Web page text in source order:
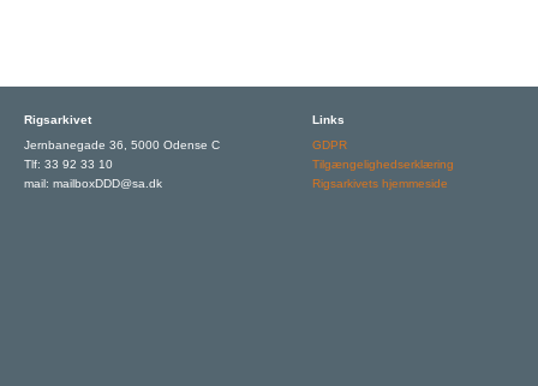
Rigsarkivet
Jernbanegade 36, 5000 Odense C
Tlf: 33 92 33 10
mail: mailboxDDD@sa.dk
Links
GDPR
Tilgængelighedserklæring
Rigsarkivets hjemmeside